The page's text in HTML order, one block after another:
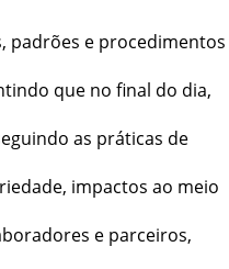
padrões e procedimentos
que no final do dia,
as práticas de
impactos ao meio
e parceiros,